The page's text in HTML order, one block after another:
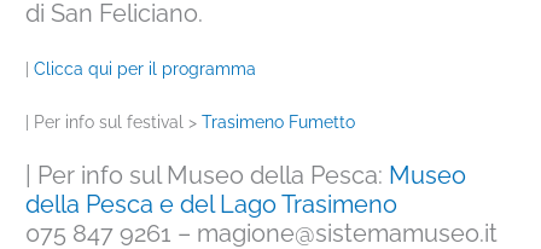
di San Feliciano.
|Clicca qui per il programma
| Per info sul festival >Trasimeno Fumetto
| Per info sul Museo della Pesca: Museo
della Pesca e del Lago Trasimeno
075 847 9261 – magione@sistemamuseo.it